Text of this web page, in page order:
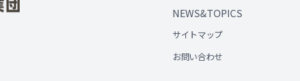
NEWS&TOPICS
サイトマップ
お問い合わせ